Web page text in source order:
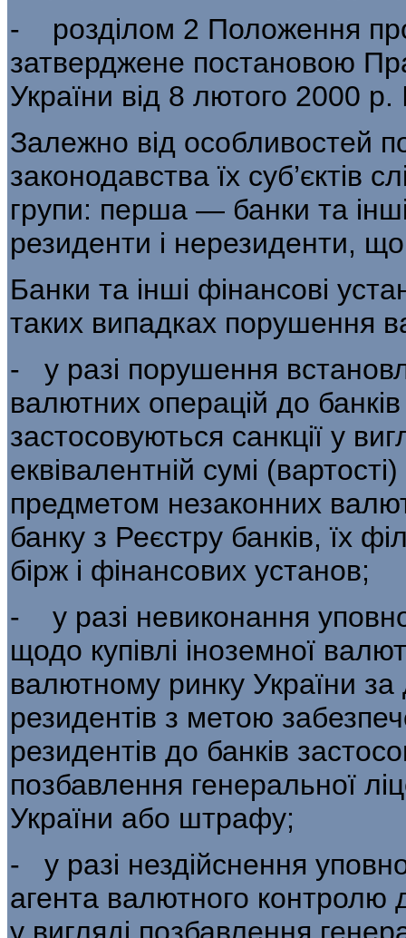
- розділом 2 Положення
затверджене по­становою
України від 8 лютого 2000
Залежно від особливостей
законодавства їх суб’єктів
групи: перша — банки та
резиденти і нерезиденти,
Банки та інші фінансові
таких випадках порушення
- у разі порушення
валютних операцій до
застосовуються санк­ції у
еквівалентній сумі
предметом незаконних
банку з Реєстру банків, їх
бірж і фінансових установ;
- у разі невиконання
щодо купівлі іноземної
валютному ринку Укра­їни
резидентів з метою
резидентів до банків
позбавлення генеральної
Украї­ни або штрафу;
- у разі нездійснення
агента ва­лютного контролю
у вигляді позбав­лення